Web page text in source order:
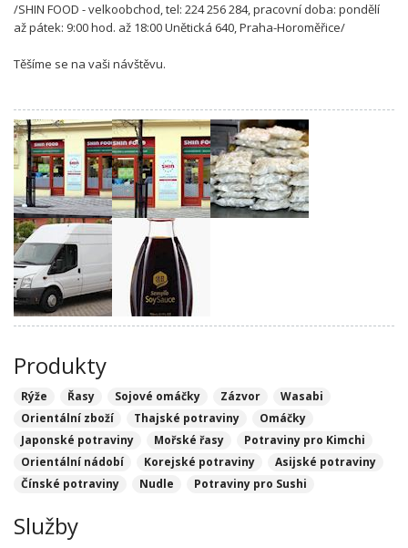
/SHIN FOOD - velkoobchod, tel: 224 256 284, pracovní doba: pondělí
až pátek: 9:00 hod. až 18:00 Unětická 640, Praha-Horoměřice/
Těšíme se na vaši návštěvu.
Produkty
Rýže Řasy Sojové omáčky Zázvor
Wasabi
Orientální zboží
Thajské potraviny
Omáčky
Japonské potraviny
Mořské řasy
Potraviny pro Kimchi
Orientální nádobí
Korejské potraviny
Asijské potraviny
Čínské potraviny
Nudle Potraviny pro Sushi
Služby